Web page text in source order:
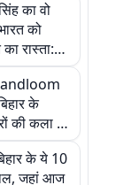
का वो
को
रास्ता:
के
की कला को
में देखें
परंपरा
के ये 10
जहां आज